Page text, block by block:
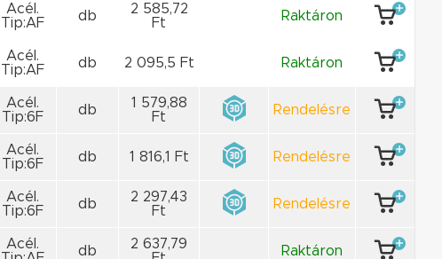
Acél.
Tip:AF
db
2 585,72
Ft
Raktáron
Acél.
Tip:AF
db 2 095,5 Ft Raktáron
Acél.
Tip:6F
db
1 579,88
Ft
Rendelésre
Acél.
Tip:6F
db 1 816,1 Ft Rendelésre
Acél.
Tip:6F
db
2 297,43
Ft
Rendelésre
Acél.
db
2 637,79
Raktáron